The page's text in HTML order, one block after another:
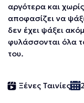
αργότερα και
αποφασίζει να
δεν έχει ψάξει
φυλάσσονται όλα
του.
Ξένες Ταινίες